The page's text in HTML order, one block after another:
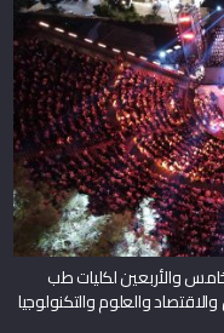
والأربعين لكليات طب
والعلوم والتكنولوجيا